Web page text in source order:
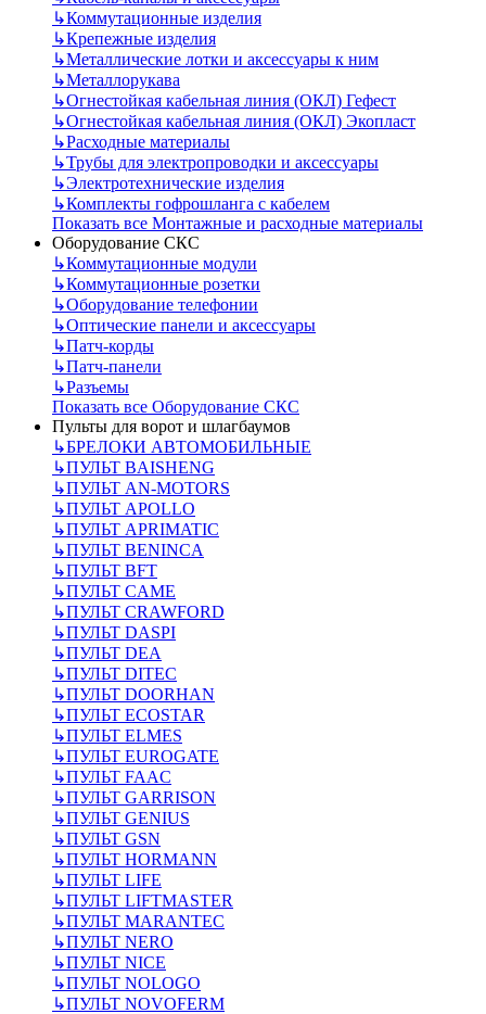
↳Коммутационные изделия
↳Крепежные изделия
↳Металлические лотки и аксессуары к ним
↳Металлорукава
↳Огнестойкая кабельная линия (ОКЛ) Гефест
↳Огнестойкая кабельная линия (ОКЛ) Экопласт
↳Расходные материалы
↳Трубы для электропроводки и аксессуары
↳Электротехнические изделия
↳Комплекты гофрошланга с кабелем
Показать все Монтажные и расходные материалы
Оборудование СКС
↳Коммутационные модули
↳Коммутационные розетки
↳Оборудование телефонии
↳Оптические панели и аксессуары
↳Патч-корды
↳Патч-панели
↳Разъемы
Показать все Оборудование СКС
Пульты для ворот и шлагбаумов
↳БРЕЛОКИ АВТОМОБИЛЬНЫЕ
↳ПУЛЬТ BAISHENG
↳ПУЛЬТ AN-MOTORS
↳ПУЛЬТ APOLLO
↳ПУЛЬТ APRIMATIC
↳ПУЛЬТ BENINCA
↳ПУЛЬТ BFT
↳ПУЛЬТ CAME
↳ПУЛЬТ CRAWFORD
↳ПУЛЬТ DASPI
↳ПУЛЬТ DEA
↳ПУЛЬТ DITEC
↳ПУЛЬТ DOORHAN
↳ПУЛЬТ ECOSTAR
↳ПУЛЬТ ELMES
↳ПУЛЬТ EUROGATE
↳ПУЛЬТ FAAC
↳ПУЛЬТ GARRISON
↳ПУЛЬТ GENIUS
↳ПУЛЬТ GSN
↳ПУЛЬТ HORMANN
↳ПУЛЬТ LIFE
↳ПУЛЬТ LIFTMASTER
↳ПУЛЬТ MARANTEC
↳ПУЛЬТ NERO
↳ПУЛЬТ NICE
↳ПУЛЬТ NOLOGO
↳ПУЛЬТ NOVOFERM